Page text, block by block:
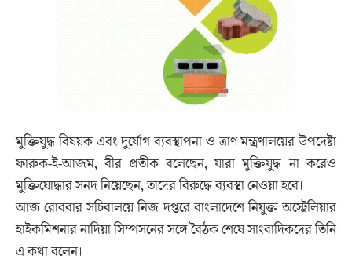
মুক্তিযুদ্ধ বিষয়ক এবং দুর্যোগ ব্যবস্থাপনা ও ত্রাণ মন্ত্রণালয়ের উপদেষ্টা
ফারুক-ই-আজম, বীর প্রতীক বলেছেন, যারা মুক্তিযুদ্ধ না করেও
মুক্তিযোদ্ধার সনদ নিয়েছেন, তাদের বিরুদ্ধে ব্যবস্থা নেওয়া হবে।
আজ রোববার সচিবালয়ে নিজ দপ্তরে বাংলাদেশে নিযুক্ত অস্ট্রেলিয়ার
হাইকমিশনার নাদিয়া সিম্পসনের সঙ্গে বৈঠক শেষে সাংবাদিকদের তিনি
এ কথা বলেন।